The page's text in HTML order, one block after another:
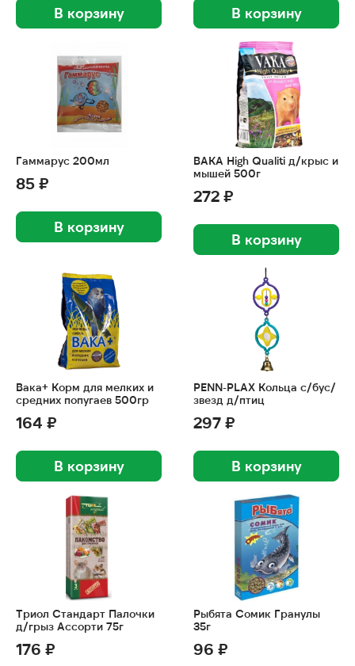
В корзину В корзину
Гаммарус 200мл
85 ₽
В корзину
ВАКА High Qualiti д/крыс и
мышей 500г
272 ₽
В корзину
Вака+ Корм для мелких и
средних попугаев 500гр
164 ₽
В корзину
PENN-PLAX Кольца с/бус/
звезд д/птиц
297 ₽
В корзину
Триол Стандарт Палочки
д/грыз Ассорти 75г
176 ₽
Рыбята Сомик Гранулы
35г
96 ₽